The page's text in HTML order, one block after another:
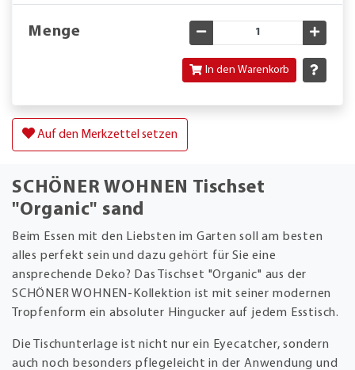
Menge Gewünschte Menge
In den Warenkorb
Auf den Merkzettel setzen
SCHÖNER WOHNEN Tischset
"Organic" sand
Beim Essen mit den Liebsten im Garten soll am besten
alles perfekt sein und dazu gehört für Sie eine
ansprechende Deko? Das Tischset "Organic" aus der
SCHÖNER WOHNEN-Kollektion ist mit seiner modernen
Tropfenform ein absoluter Hingucker auf jedem Esstisch.
Die Tischunterlage ist nicht nur ein Eyecatcher, sondern
auch noch besonders pflegeleicht in der Anwendung und